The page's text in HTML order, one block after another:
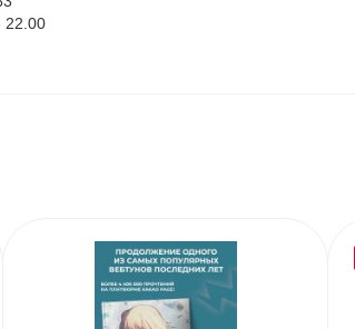
22.00